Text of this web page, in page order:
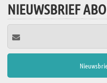
NIEUWSBRIEF